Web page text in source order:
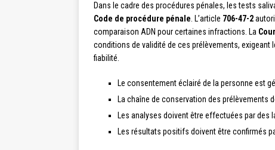
Dans le cadre des procédures pénales, les tests
Code de procédure pénale . L’article 706-47-2
comparaison ADN pour certaines infractions. La
conditions de validité de ces prélèvements,
fiabilité.
Le consentement éclairé de la personne est
La chaîne de conservation des prélèvements
Les analyses doivent être effectuées par des
Les résultats positifs doivent être confirmés